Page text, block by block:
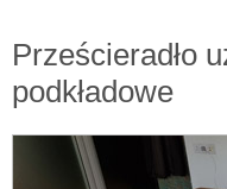
Prześcieradło
podkładowe